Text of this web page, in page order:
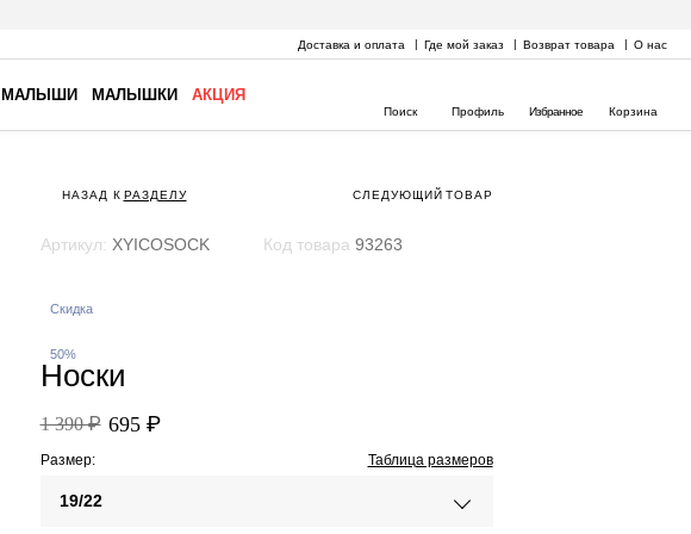
Доставка и оплата Где мой заказ Возврат товара О нас
МАЛЫШИ МАЛЫШКИ АКЦИЯ
Поиск Профиль Избранное Корзина
НАЗАД К РАЗДЕЛУ СЛЕДУЮЩИЙ ТОВАР
Артикул: XYICOSOCK Код товара 93263
Скидка
50%
Носки
1 390 ₽ 695 ₽
Размер: Таблица размеров
19/22